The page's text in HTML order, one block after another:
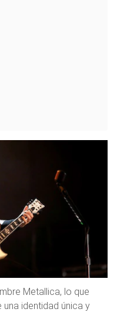
Metallica, lo que
identidad única y